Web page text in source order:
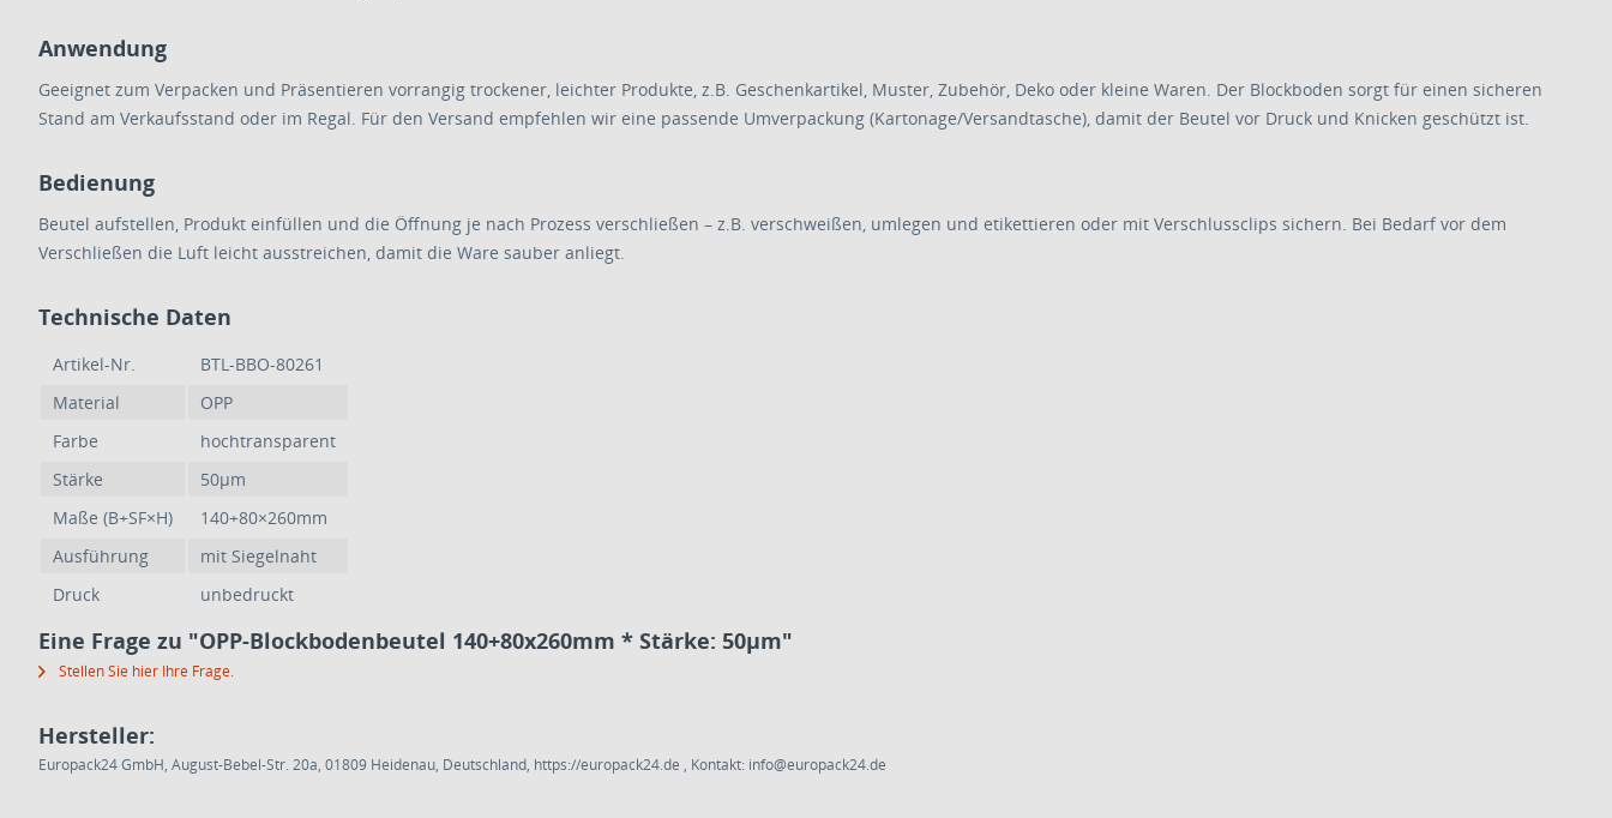
Anwendung
Geeignet zum Verpacken und Präsentieren vorrangig trockener, leichter Produkte, z.B. Geschenkartikel, Muster, Zubehör, Deko oder kleine Waren. Der Blockboden sorgt für einen sicheren
Stand am Verkaufsstand oder im Regal. Für den Versand empfehlen wir eine passende Umverpackung (Kartonage/Versandtasche), damit der Beutel vor Druck und Knicken geschützt ist.
Bedienung
Beutel aufstellen, Produkt einfüllen und die Öffnung je nach Prozess verschließen – z.B. verschweißen, umlegen und etikettieren oder mit Verschlussclips sichern. Bei Bedarf vor dem
Verschließen die Luft leicht ausstreichen, damit die Ware sauber anliegt.
Technische Daten
Artikel-Nr.
BTL-BBO-80261
Material
OPP
Farbe
hochtransparent
Stärke
50µm
Maße (B+SF×H)
140+80×260mm
Ausführung
mit Siegelnaht
Druck
unbedruckt
Eine Frage zu "OPP-Blockbodenbeutel 140+80x260mm * Stärke: 50µm"
Stellen Sie hier Ihre Frage.
Hersteller:
Europack24 GmbH, August-Bebel-Str. 20a, 01809 Heidenau, Deutschland, https://europack24.de , Kontakt: info@europack24.de